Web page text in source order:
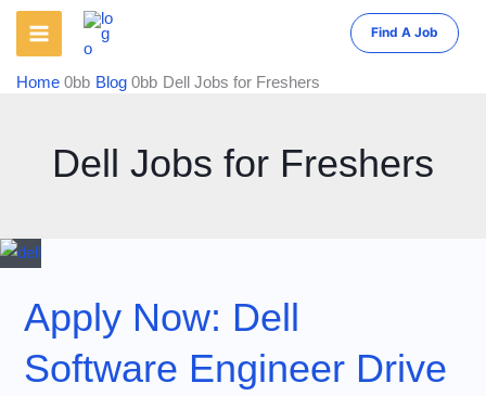
Skip
Find A Job
Home Blog Dell Jobs for Freshers
Dell Jobs for Freshers
Apply Now: Dell
Software Engineer Drive